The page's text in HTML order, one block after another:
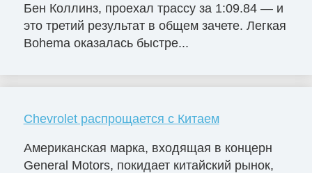
Бен Коллинз, проехал трассу за 1:09.84 — и
это третий результат в общем зачете. Легкая
Bohema оказалась быстре...
Chevrolet распрощается с Китаем
Американская марка, входящая в концерн
General Motors, покидает китайский рынок,